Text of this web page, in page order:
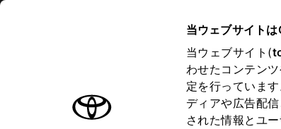
当ウェブサイト
当ウェブサイト(
わせたコンテン
定を行っていま
ディアや広告配
された情報とユ
オーナーサポート トピックス
トヨタ認定中古車